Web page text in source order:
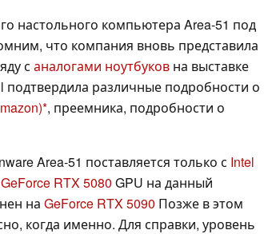
настольного компьютера Area-51 под
что компания вновь представила
с аналогами ноутбуков на выставке
подтвердила различные подробности о
, преемника, подробности о
Area-51 поставляется только с Intel
RTX 5080 GPU на данный
на GeForce RTX 5090 Позже в этом
когда именно. Для справки, уровень